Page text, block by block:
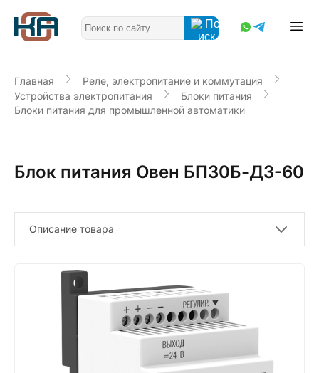
Главная
Реле, электропитание и коммутация
Устройства электропитания
Блоки питания
Блоки питания для промышленной автоматики
Блок питания Овен БП30Б-Д3-60
Описание товара